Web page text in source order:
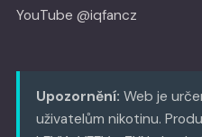
YouTube @iqfancz
Upozornění: Web je
uživatelům nikotinu.